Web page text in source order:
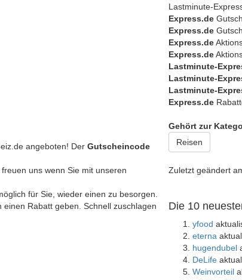
angeboten! Der Gutscheincode
uns wenn Sie mit unseren
für Sie, wieder einen zu besorgen.
Rabatt geben. Schnell zuschlagen
Lastminute-
Express.de
Express.de
Express.de
Express.de
Lastminute-
Lastminute-
Lastminute-
Express.de
Gehört zur
Reisen
Zuletzt geändert
Die 10
yfood
eterna
hugendubel
DeLife
Weinvorteil